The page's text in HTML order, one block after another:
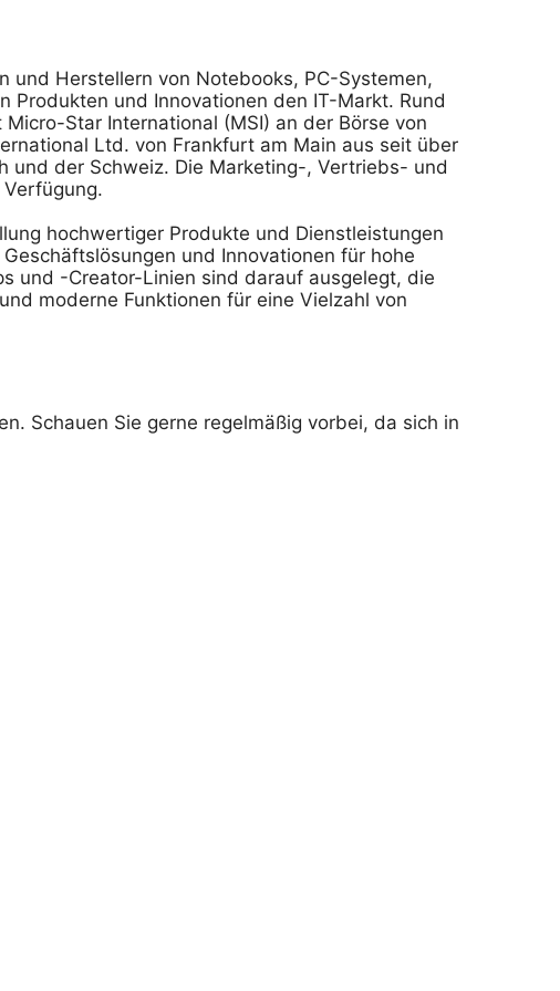
und Herstellern von Notebooks, PC-Systemen,
Produkten und Innovationen den IT-Markt. Rund
Star International (MSI) an der Börse von
Ltd. von Frankfurt am Main aus seit über
und der Schweiz. Die Marketing-, Vertriebs- und
hochwertiger Produkte und Dienstleistungen
und Innovationen für hohe
und -Creator-Linien sind darauf ausgelegt, die
moderne Funktionen für eine Vielzahl von
Schauen Sie gerne regelmäßig vorbei, da sich in